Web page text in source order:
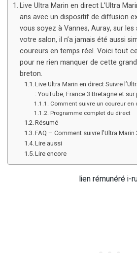
Live Ultra Marin en direct L’Ultra
ans avec un dispositif de diffusion
vous soyez à Vannes, Auray, sur
votre salon, il n’a jamais été aussi
coureurs en temps réel. Voici tout
pour ne rien manquer de cette
breton.
Live Ultra Marin en direct Suivre
: YouTube, France 3 Bretagne et
Comment suivre un coureur en
Programme complet du direct
Résumé
FAQ – Comment suivre l’Ultra Marin
Lire aussi
Lire encore
lien rémunéré i-